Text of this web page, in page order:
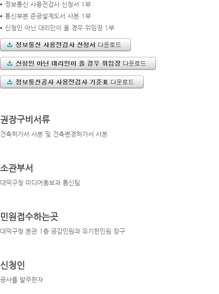
정보통신 사용전검사 신청서 1부
통신부분 준공설계도서 사본 1부
신청인 아닌 대리인이 올 경우 위임장 1부
권장구비서류
건축허가서 사본 및 건축변경허가서 사본
소관부서
대덕구청 미디어홍보과 통신팀
민원접수하는곳
대덕구청 본관 1층 공감민원과 유기한민원 창구
신청인
공사를 발주한자